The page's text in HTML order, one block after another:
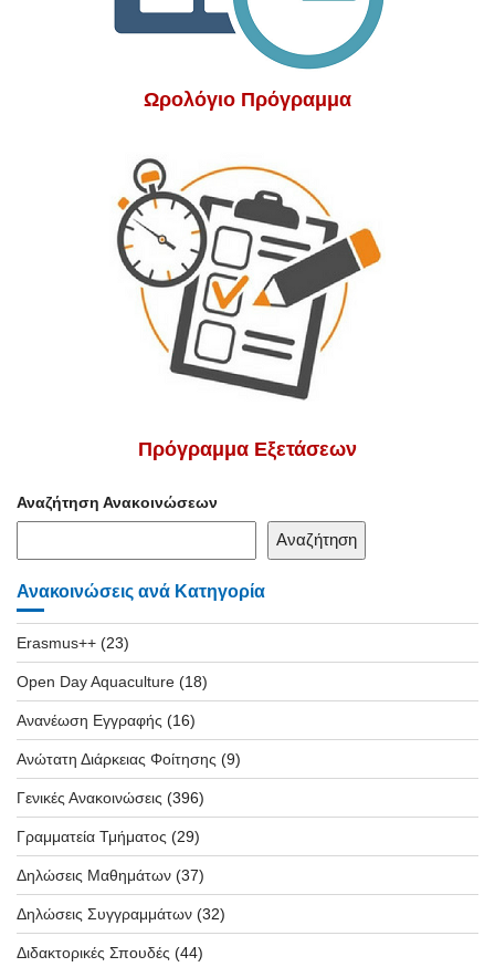
Ωρολόγιο Πρόγραμμα
Πρόγραμμα Εξετάσεων
Αναζήτηση Ανακοινώσεων
Αναζήτηση
Ανακοινώσεις ανά Κατηγορία
Erasmus++ (23)
Open Day Aquaculture (18)
Ανανέωση Εγγραφής (16)
Ανώτατη Διάρκειας Φοίτησης (9)
Γενικές Ανακοινώσεις (396)
Γραμματεία Τμήματος (29)
Δηλώσεις Μαθημάτων (37)
Δηλώσεις Συγγραμμάτων (32)
Διδακτορικές Σπουδές (44)